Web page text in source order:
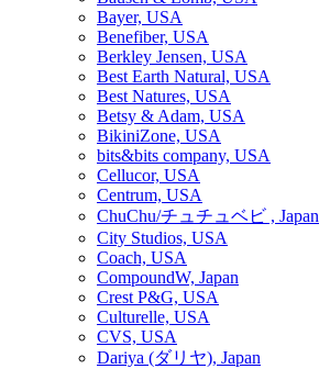
Bayer, USA
Benefiber, USA
Berkley Jensen, USA
Best Earth Natural, USA
Best Natures, USA
Betsy & Adam, USA
BikiniZone, USA
bits&bits company, USA
Cellucor, USA
Centrum, USA
ChuChu/チュチュベビ , Japan
City Studios, USA
Coach, USA
CompoundW, Japan
Crest P&G, USA
Culturelle, USA
CVS, USA
Dariya (ダリヤ), Japan